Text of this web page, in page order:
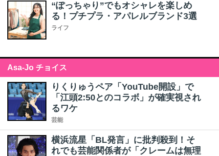
“ぽっちゃり”でもオシャレを楽しめ
る！プチプラ・アパレルブランド3選
ライフ
Asa-Jo チョイス
りくりゅうペア「YouTube開設」で
「江頭2:50とのコラボ」が確実視され
るワケ
芸能
横浜流星「BL発言」に批判殺到！そ
れでも芸能関係者が「クレームは無理